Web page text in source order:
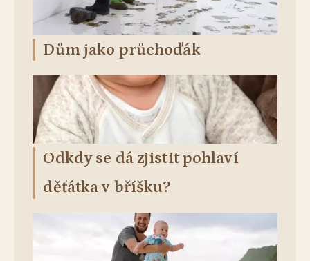
Dům jako průchoďák
Odkdy se dá zjistit pohlaví
děťátka v bříšku?